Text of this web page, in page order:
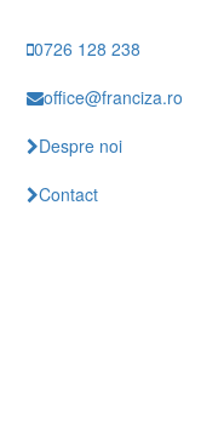
0726 128 238
office@franciza.ro
Despre noi
Contact